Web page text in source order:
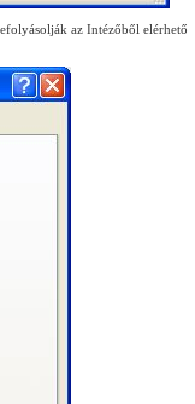
az Intézőből elérhető